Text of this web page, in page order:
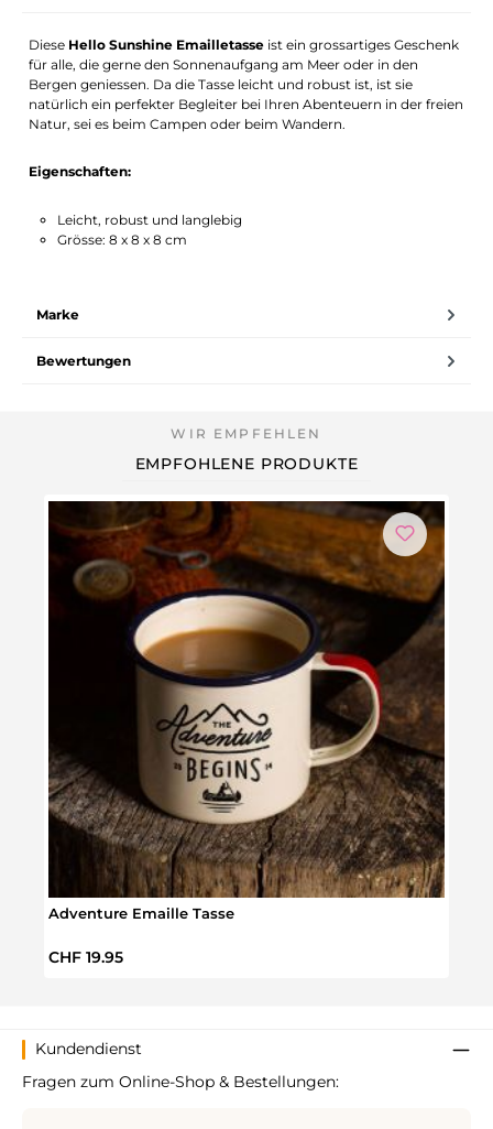
Diese Hello Sunshine Emailletasse ist ein grossartiges Geschenk
für alle, die gerne den Sonnenaufgang am Meer oder in den
Bergen geniessen. Da die Tasse leicht und robust ist, ist sie
natürlich ein perfekter Begleiter bei Ihren Abenteuern in der freien
Natur, sei es beim Campen oder beim Wandern.
Eigenschaften:
Leicht, robust und langlebig
Grösse: 8 x 8 x 8 cm
Marke
Bewertungen
EMPFOHLENE PRODUKTE
Adventure Emaille Tasse
Regulärer Preis:
CHF 19.95
Kundendienst
Fragen zum Online-Shop & Bestellungen: